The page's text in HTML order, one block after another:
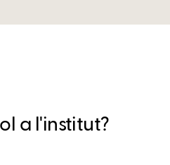
a l'institut?